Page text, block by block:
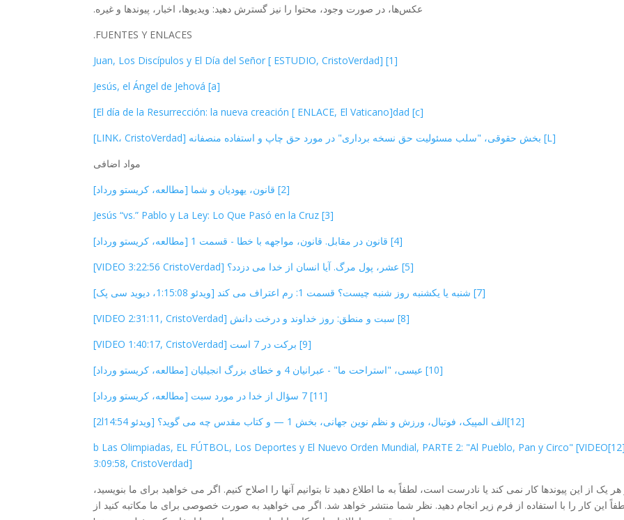
عکس‌ها، در صورت وجود، محتوا را نیز گسترش دهید: ویدیوها، اخبار، پیوندها و غیره.
FUENTES Y ENLACES.
[1] Juan, Los Discípulos y El Día del Señor [ ESTUDIO, CristoVerdad]
[a] Jesús, el Ángel de Jehová
[c] El día de la Resurrección: la nueva creación [ ENLACE, El Vaticano]dad]
[L] بخش حقوقی، "سلب مسئولیت حق نسخه برداری" در مورد حق چاپ و استفاده منصفانه [LINK، CristoVerdad]
مواد اضافی
[2] قانون، یهودیان و شما [مطالعه، کریستو ورداد]
[3] Jesús “vs.” Pablo y La Ley: Lo Que Pasó en la Cruz
[4] قانون در مقابل. قانون، مواجهه با خطا - قسمت 1 [مطالعه، کریستو ورداد]
[5] عشر، پول مرگ. آیا انسان از خدا می دزدد؟ [VIDEO 3:22:56 CristoVerdad]
[7] شنبه یا یکشنبه روز شنبه چیست؟ قسمت 1: رم اعتراف می کند [ویدئو 1:15:08، دیوید سی پک]
[8] سبت و منطق: روز خداوند و درخت دانش [VIDEO 2:31:11, CristoVerdad]
[9] برکت در 7 است [VIDEO 1:40:17, CristoVerdad]
[10] عیسی، "استراحت ما" - عبرانیان 4 و خطای بزرگ انجیلیان [مطالعه، کریستو ورداد]
[11] 7 سؤال از خدا در مورد سبت [مطالعه، کریستو ورداد]
[12]الف المپیک، فوتبال، ورزش و نظم نوین جهانی، بخش 1 — و کتاب مقدس چه می گوید؟ [ویدئو 2l14:54]
[12]b Las Olimpiadas, EL FÚTBOL, Los Deportes y El Nuevo Orden Mundial, PARTE 2: "Al Pueblo, Pan y Circo" [VIDEO
3:09:58, CristoVerdad]
هر یک از این پیوندها کار نمی کند یا نادرست است، لطفاً به ما اطلاع دهید تا بتوانیم آنها را اصلاح کنیم. اگر می خواهید برای ما بنویسید،
این کار را با استفاده از فرم زیر انجام دهید. نظر شما منتشر خواهد شد. اگر می خواهید به صورت خصوصی برای ما مکاتبه کنید از